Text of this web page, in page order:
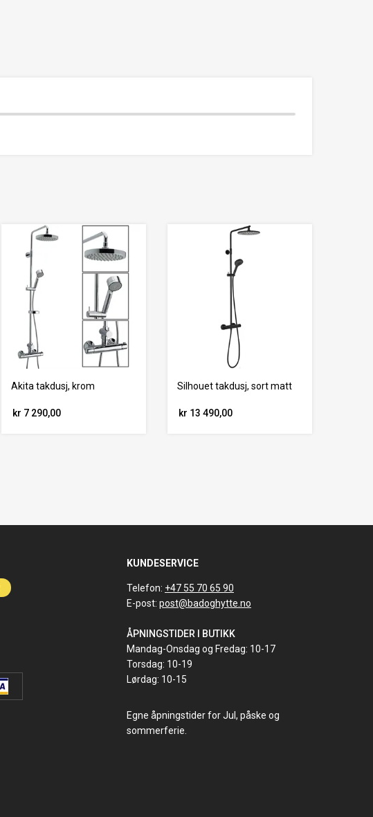
Akita takdusj, krom
kr 7 290,00
Silhouet takdusj, sort matt
kr 13 490,00
KUNDESERVICE
Telefon: +47 55 70 65 90
E-post: post@badoghytte.no
ÅPNINGSTIDER I BUTIKK
Mandag-Onsdag og Fredag: 10-17
Torsdag: 10-19
Lørdag: 10-15
Egne åpningstider for Jul, påske og
sommerferie.